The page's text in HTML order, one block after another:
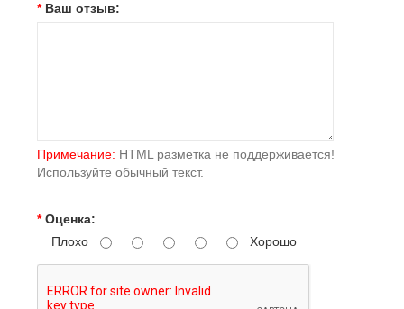
Ваш отзыв:
Примечание: HTML разметка не поддерживается!
Используйте обычный текст.
Оценка:
Плохо
Хорошо